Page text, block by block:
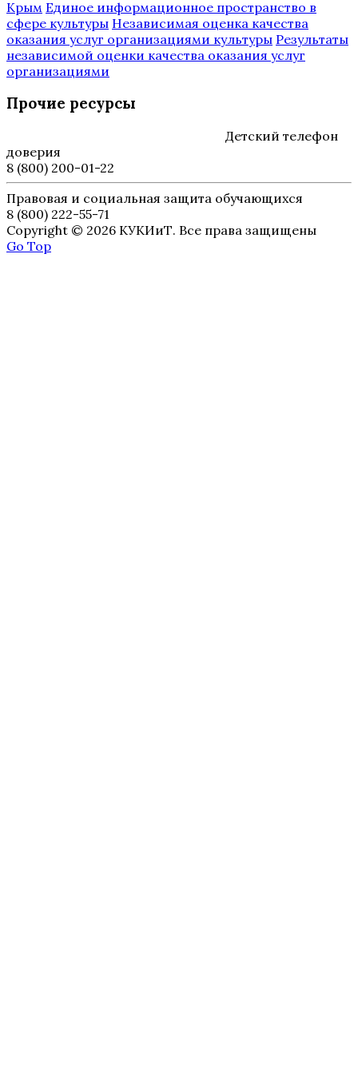
Крым Единое информационное пространство в
сфере культуры Независимая оценка качества
оказания услуг организациями культуры Результаты
независимой оценки качества оказания услуг
организациями
Прочие ресурсы
Детский телефон
доверия
8 (800) 200-01-22
Правовая и социальная защита обучающихся
8 (800) 222-55-71
Copyright © 2026 КУКИиТ. Все права защищены
Go Top